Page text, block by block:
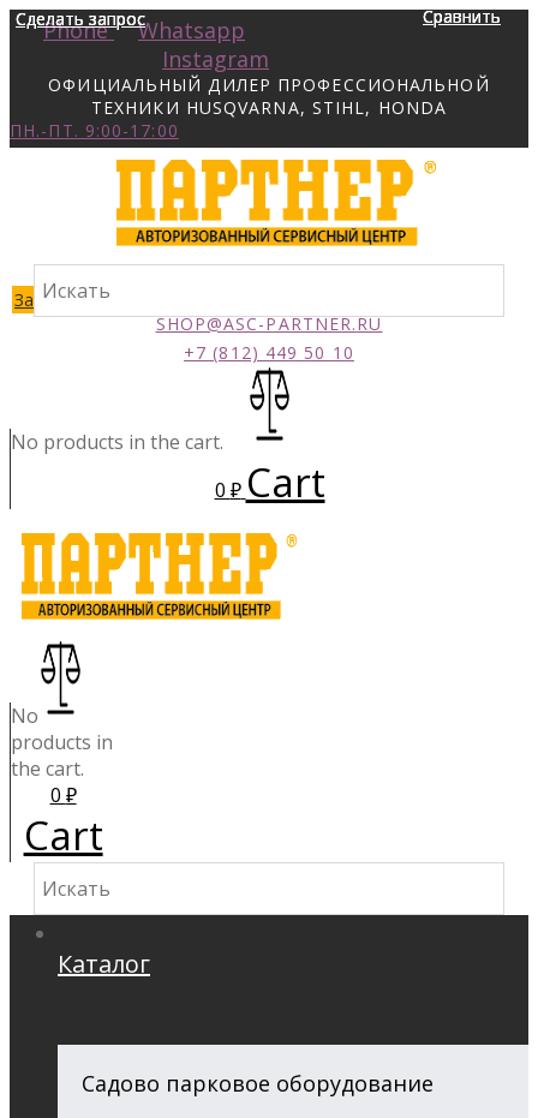
Phone
Whatsapp
Instagram
ОФИЦИАЛЬНЫЙ ДИЛЕР ПРОФЕССИОНАЛЬНОЙ
ТЕХНИКИ HUSQVARNA, STIHL, HONDA
ПН.-ПТ. 9:00-17:00
Заказать звонок
SHOP@ASC-PARTNER.RU
+7 (812) 449 50 10
No products in the cart.
0 ₽ Cart
No
products in
the cart.
0 ₽
Cart
Каталог
Садово парковое оборудование
Сделать запрос Сравнить
Сделать запрос Сравнить
Сделать запрос Сравнить
Сделать запрос Сравнить